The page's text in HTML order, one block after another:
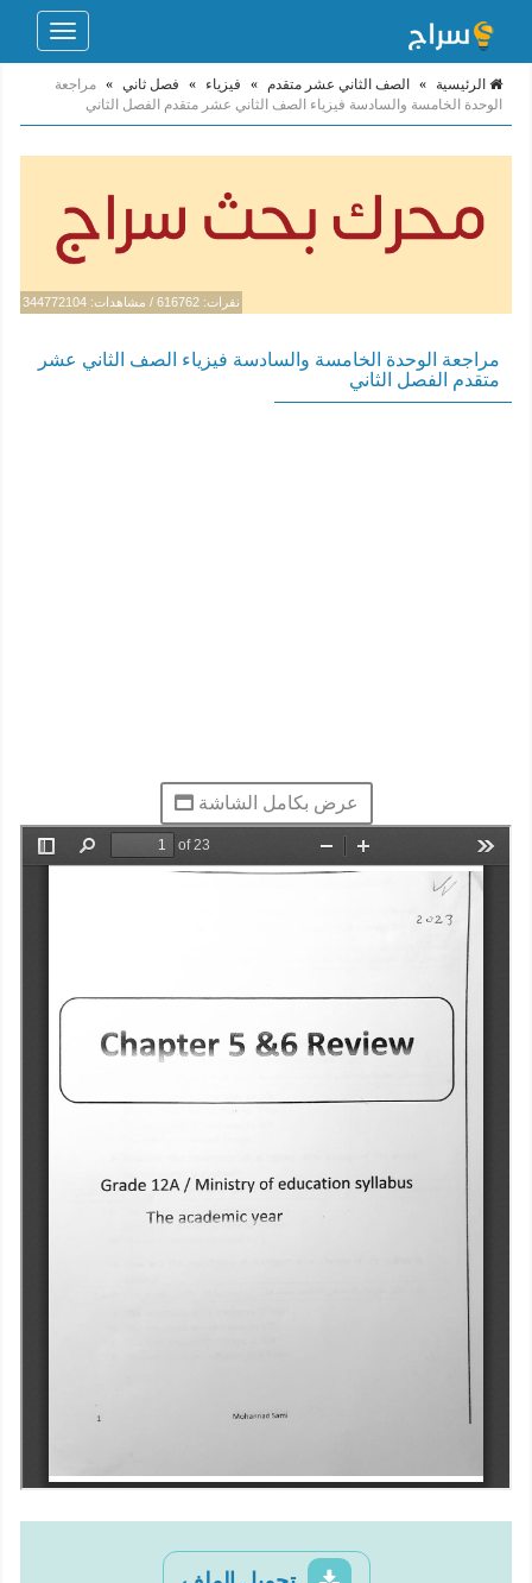
Toggle
الرئيسية » الصف الثاني عشر متقدم » فيزياء » فصل ثاني » مراجعة
الوحدة الخامسة والسادسة فيزياء الصف الثاني عشر متقدم الفصل الثاني
نقرات: 616762 / مشاهدات: 344772104
مراجعة الوحدة الخامسة والسادسة فيزياء الصف الثاني عشر
متقدم الفصل الثاني
عرض بكامل الشاشة